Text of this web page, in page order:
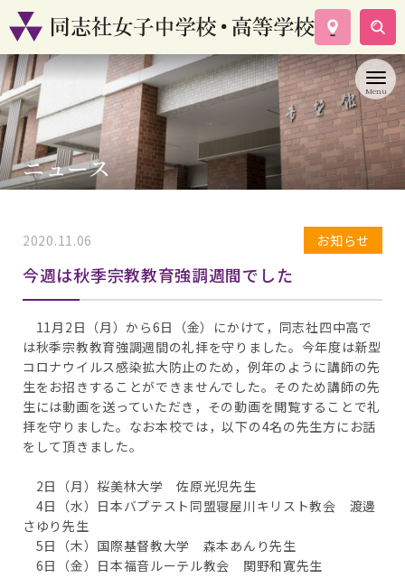
学校案内
コース紹介
学校生活
入試情報
資料請求
ニュース
2020.11.06 お知らせ
今週は秋季宗教教育強調週間でした
11月2日（月）から6日（金）にかけて，同志社四中高で
は秋季宗教教育強調週間の礼拝を守りました。今年度は新型
コロナウイルス感染拡大防止のため，例年のように講師の先
生をお招きすることができませんでした。そのため講師の先
生には動画を送っていただき，その動画を閲覧することで礼
拝を守りました。なお本校では，以下の4名の先生方にお話
をして頂きました。
2日（月）桜美林大学 佐原光児先生
4日（水）日本バプテスト同盟寝屋川キリスト教会 渡邊
さゆり先生
5日（木）国際基督教大学 森本あんり先生
6日（金）日本福音ルーテル教会 関野和寛先生